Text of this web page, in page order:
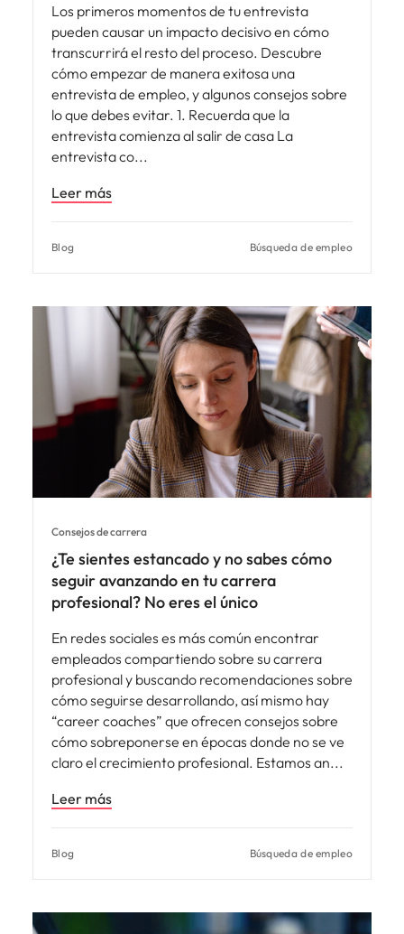
Los primeros momentos de tu entrevista
pueden causar un impacto decisivo en cómo
transcurrirá el resto del proceso. Descubre
cómo empezar de manera exitosa una
entrevista de empleo, y algunos consejos sobre
lo que debes evitar. 1. Recuerda que la
entrevista comienza al salir de casa La
entrevista co
Leer más
Blog Búsqueda de empleo
Consejos de carrera
¿Te sientes estancado y no sabes cómo
seguir avanzando en tu carrera
profesional? No eres el único
En redes sociales es más común encontrar
empleados compartiendo sobre su carrera
profesional y buscando recomendaciones sobre
cómo seguirse desarrollando, así mismo hay
“career coaches” que ofrecen consejos sobre
cómo sobreponerse en épocas donde no se ve
claro el crecimiento profesional. Estamos an
Leer más
Blog Búsqueda de empleo